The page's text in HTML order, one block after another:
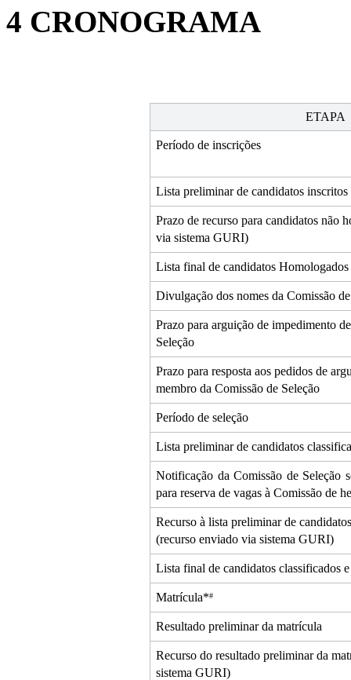
4 CRONOGRAMA
ETAPA
Período de inscrições
Lista preliminar de candidatos
Prazo de recurso para candidatos não
via sistema GURI)
Lista final de candidatos Homologados
Divulgação dos nomes da Comissão
Prazo para arguição de impedimento
Seleção
Prazo para resposta aos pedidos de
membro da Comissão de Seleção
Período de seleção
Lista preliminar de candidatos
Notificação da Comissão de Seleção
para reserva de vagas à Comissão de
Recurso à lista preliminar de
(recurso enviado via sistema GURI)
Lista final de candidatos classificados
Matrícula*#
Resultado preliminar da matrícula
Recurso do resultado preliminar da
sistema GURI)